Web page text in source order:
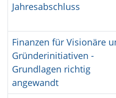
Jahresabschluss
Finanzen für Visionäre
Gründerinitiativen -
Grundlagen richtig
angewandt